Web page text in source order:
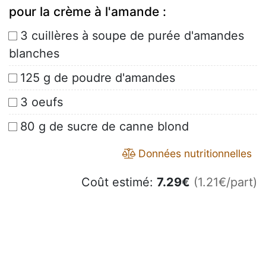
pour la crème à l'amande :
3 cuillères à soupe de purée d'amandes
blanches
125 g de poudre d'amandes
3 oeufs
80 g de sucre de canne blond
Données nutritionnelles
Coût estimé: 7.29€ (1.21€/part)